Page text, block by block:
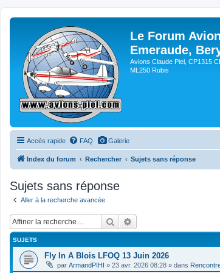
Le Forum
Emeraude,
Avions Claude Piel, CP1315
ML250 Rubis
Accès rapide FAQ Galerie
Index du forum Rechercher Sujets sans réponse
Sujets sans réponse
Aller à la recherche avancée
Rechercher
SUJETS
Fly In A Blois LFOQ 13 Juin 2026
par ArmandPIHI » 23 avr. 2026 08:28 » dans